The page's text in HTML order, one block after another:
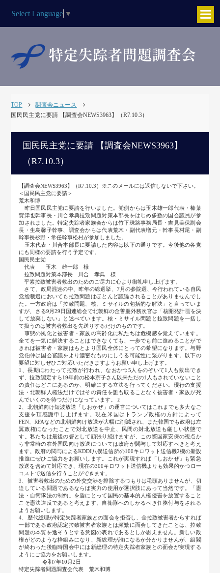
Select Language ▼
TOP
調査会ニュース
国民民主党に要請 【調査会NEWS3963】（R7.10.3）
国民民主党に要請 【調査会NEWS3963】
（R7.10.3）
【調査会NEWS3963】（R7.10.3）※このメールには返信しないで下さい。
＜国民民主党に要請＞
荒木和博
昨日国民民主党に要請を行いました。党側からは玉木雄一郎代表・榛葉
賀津也幹事長・川合孝典拉致問題対策本部長をはじめ多数の国会議員が参
加されました。特定失踪者家族会からは竹下珠路事務局長・吉見美保副会
長・生島馨子幹事、調査会からは代表荒木・副代表増元・幹事長村尾・副
幹事長杉野・常任幹事松村が参加しました。
玉木代表・川合本部長に要請した内容は以下の通りです。今後他の各党
にも同様の要請を行う予定です。
国民民主党
代表 玉木 雄一郎 様
拉致問題対策本部長 川合 孝典 様
平素拉致被害者救出のためのご尽力に心より御礼申し上げます。
さて、政局混迷の中、昨年の総選挙、7月の参院選、今行われている自民
党総裁選においても拉致問題はほとんど議論されることがありませんでし
た。一方政府は「拉致問題、核、ミサイルの包括的な解決」と言っていま
すが、さる9月29日国連総会で北朝鮮の金善慶外務次官は「核開発計画を決
して放棄しない」と述べています。核・ミサイル問題と拉致問題を一括し
て扱うのは被害者救出を先送りするだけのものです。
事態の風化と被害者・家族の高齢化に私たちは危機感を覚えています。
全てを一気に解決することはできなくても、一歩でも前に進めることがで
きれば被害者・家族はもとより国民全体にとっての希望になります。与野
党伯仲は国会審議をより濃密なものにしうる可能性に繋がります。以下の
要望に対しぜひご対応いただきますようお願い申し上げます。
1、長期にわたって拉致が行われ、なおかつ5人をのぞいて1人も救出でき
ず、拉致認定すら19年前の松本京子さん以来ただの1人もされていないこと
の責任はどこにあるのか、明確にする立法を行ってください。現行の支援
法・北朝鮮人権法だけではその責任を誰も取ることなく被害者・家族が死
んでいくのを待つだけになっています。ｚ
2、北朝鮮向け短波放送「しおかぜ」の運営についてはこれまでも多大なご
支援を頂感謝申し上げます。現在米国はトランプ政権の方針によって
FEN、RFAなどの北朝鮮向け放送が大幅に削減され、また韓国でも政府は左
翼政権になったことで対北放送を中止、民間の対北放送も厳しい状態で
す。私たちは最後の砦として頑張り続けますが、この際国家安保の視点か
ら非常時の在外国民向け放送については政府が関与して対応すべきと考え
ます。政府の関与によるKDDI八俣送信所の100キロワット送信機2機の新設
推進にぜひご協力をお願いします。これが実現すれば「しおかぜ」も緊急
放送を含めて対応でき、現在の300キロワット送信機よりも効果的かつロー
コストで送信を行うことができます。
3、被害者救出のための外交交渉を排除するつもりは毛頭ありませんが、切
迫している問題であるならば実力の使用が選択肢にあって当然です。「憲
法・自衛隊法の制約」を盾にとって国民の基本的人権侵害を放置すること
こそ憲法違反であると考えます。自衛隊へのしかるべき任務付与をされる
ようお願いします。
4、歴代総理が特定失踪者家族との面会を拒否し、全拉致被害者からすれば
一部である政府認定拉致被害者家族とは頻繁に面会してきたことは、拉致
問題の本質を逸そうとする意図の表れであるとしか思えません。新しい政
権がどのような枠組みになり、新総理が誰になるか分かりませんが、組閣
が終わった後臨時国会中には新総理の特定失踪者家族との面会が実現する
ようにご協力をお願いします。
令和7年10月2日
特定失踪者問題調査会代表 荒木和博